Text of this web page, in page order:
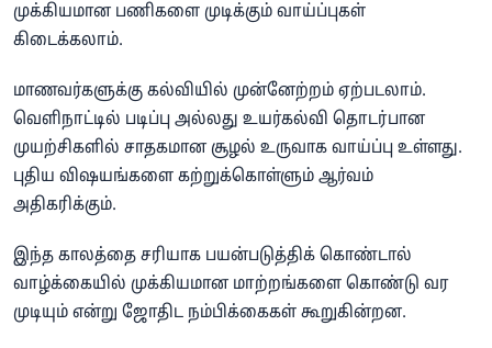
முக்கியமான பணிகளை முடிக்கும் வாய்ப்புகள்
கிடைக்கலாம்.
மாணவர்களுக்கு கல்வியில் முன்னேற்றம் ஏற்படலாம்.
வெளிநாட்டில் படிப்பு அல்லது உயர்கல்வி தொடர்பான
முயற்சிகளில் சாதகமான சூழல் உருவாக வாய்ப்பு உள்ளது.
புதிய விஷயங்களை கற்றுக்கொள்ளும் ஆர்வம்
அதிகரிக்கும்.
இந்த காலத்தை சரியாக பயன்படுத்திக் கொண்டால்
வாழ்க்கையில் முக்கியமான மாற்றங்களை கொண்டு வர
முடியும் என்று ஜோதிட நம்பிக்கைகள் கூறுகின்றன.